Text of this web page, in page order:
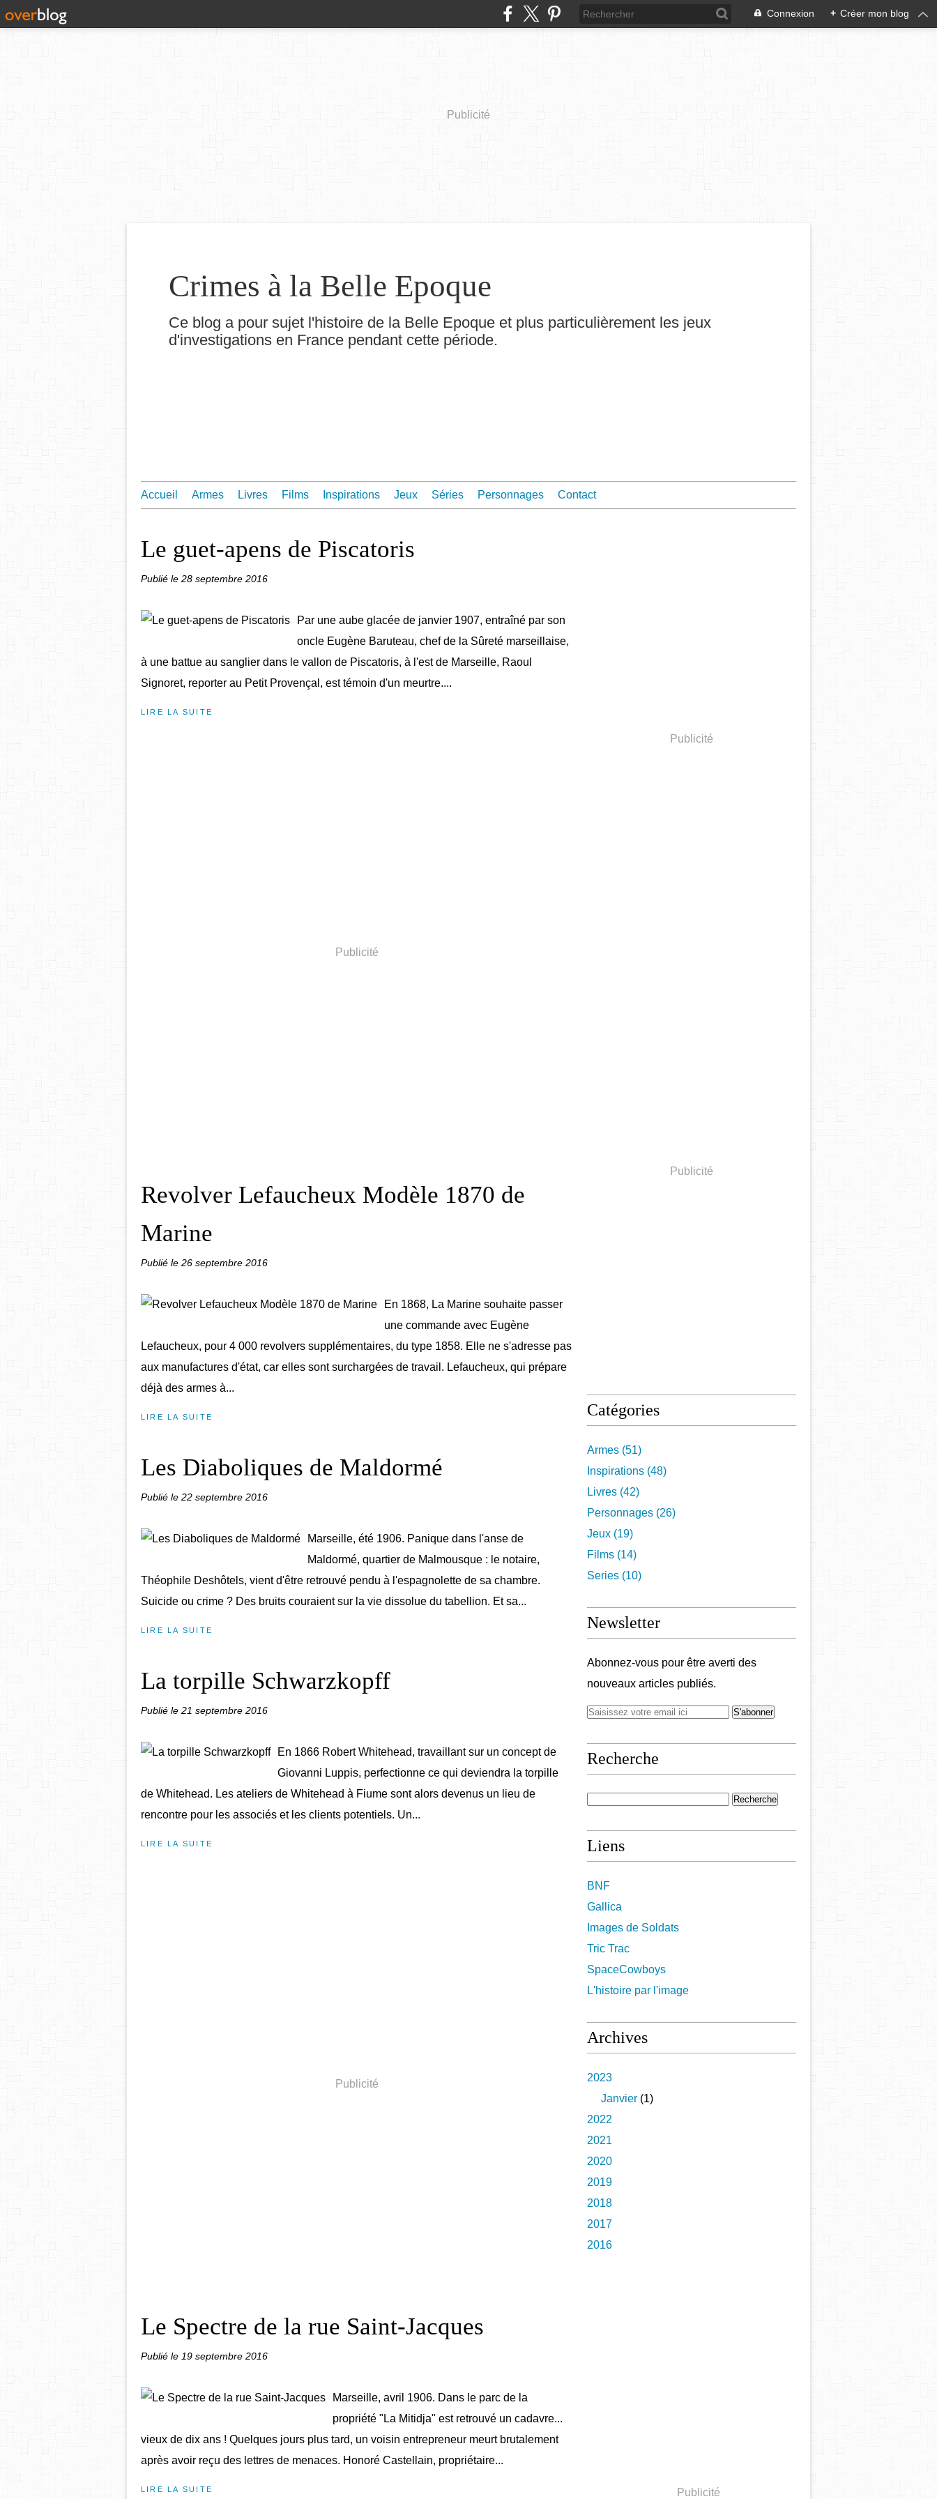
Connexion + Créer mon blog
Publicité
Crimes à la Belle Epoque
Ce blog a pour sujet l'histoire de la Belle Epoque et plus particulièrement les jeux
d'investigations en France pendant cette période.
Accueil Armes Livres Films Inspirations Jeux Séries Personnages Contact
Le guet-apens de Piscatoris
Publié le 28 septembre 2016
Par une aube glacée de janvier 1907, entraîné par son
oncle Eugène Baruteau, chef de la Sûreté marseillaise,
à une battue au sanglier dans le vallon de Piscatoris, à l'est de Marseille, Raoul
Signoret, reporter au Petit Provençal, est témoin d'un meurtre....
LIRE LA SUITE
Publicité
Revolver Lefaucheux Modèle 1870 de
Marine
Publié le 26 septembre 2016
En 1868, La Marine souhaite passer
une commande avec Eugène
Lefaucheux, pour 4 000 revolvers supplémentaires, du type 1858. Elle ne s'adresse pas
aux manufactures d'état, car elles sont surchargées de travail. Lefaucheux, qui prépare
déjà des armes à...
LIRE LA SUITE
Les Diaboliques de Maldormé
Publié le 22 septembre 2016
Marseille, été 1906. Panique dans l'anse de
Maldormé, quartier de Malmousque : le notaire,
Théophile Deshôtels, vient d'être retrouvé pendu à l'espagnolette de sa chambre.
Suicide ou crime ? Des bruits couraient sur la vie dissolue du tabellion. Et sa...
LIRE LA SUITE
La torpille Schwarzkopff
Publié le 21 septembre 2016
En 1866 Robert Whitehead, travaillant sur un concept de
Giovanni Luppis, perfectionne ce qui deviendra la torpille
de Whitehead. Les ateliers de Whitehead à Fiume sont alors devenus un lieu de
rencontre pour les associés et les clients potentiels. Un...
LIRE LA SUITE
Publicité
Le Spectre de la rue Saint-Jacques
Publié le 19 septembre 2016
Marseille, avril 1906. Dans le parc de la
propriété "La Mitidja" est retrouvé un cadavre...
vieux de dix ans ! Quelques jours plus tard, un voisin entrepreneur meurt brutalement
après avoir reçu des lettres de menaces. Honoré Castellain, propriétaire...
LIRE LA SUITE
Publicité
Publicité
Catégories
Armes (51)
Inspirations (48)
Livres (42)
Personnages (26)
Jeux (19)
Films (14)
Series (10)
Newsletter
Abonnez-vous pour être averti des
nouveaux articles publiés.
Recherche
Liens
BNF
Gallica
Images de Soldats
Tric Trac
SpaceCowboys
L'histoire par l'image
Archives
2023
Janvier (1)
2022
2021
2020
2019
2018
2017
2016
Publicité